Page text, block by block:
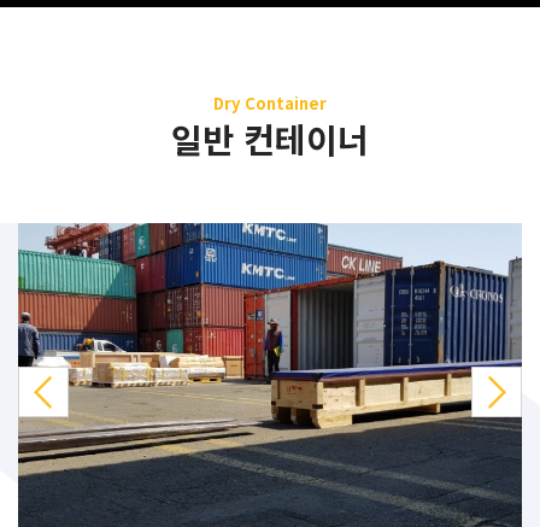
Dry Container
일반 컨테이너
Previous